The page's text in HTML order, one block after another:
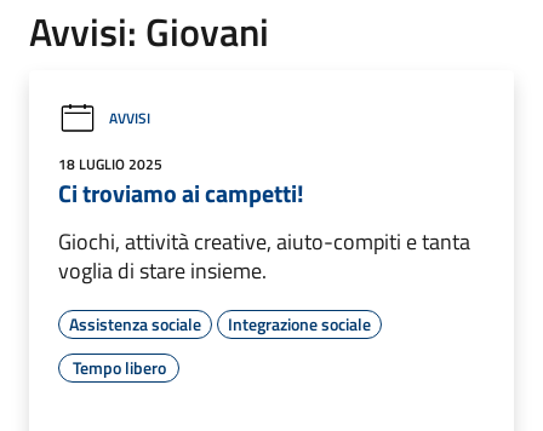
Avvisi: Giovani
AVVISI
18 LUGLIO 2025
Ci troviamo ai campetti!
Giochi, attività creative, aiuto-compiti e tanta
voglia di stare insieme.
Assistenza sociale
Integrazione sociale
Tempo libero